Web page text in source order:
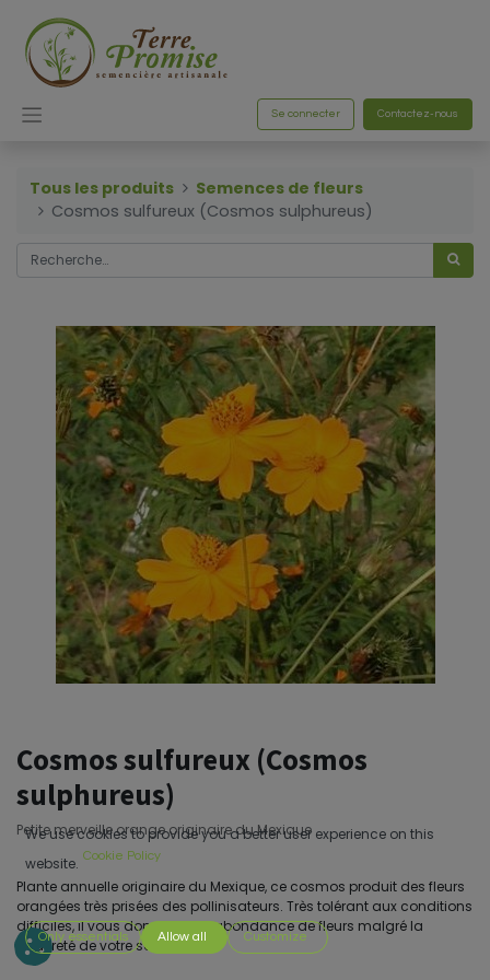
Se connecter Contactez-nous
Tous les produits
Semences de fleurs
Cosmos sulfureux (Cosmos sulphureus)
Cosmos sulfureux (Cosmos
sulphureus)
Petite merveille orange originaire du Mexique
Plante annuelle originaire du Mexique, ce cosmos produit des fleurs
orangées très prisées des pollinisateurs. Très tolérant aux conditions
difficiles, il vous donnera une abondance de fleurs malgré la
pauvreté de votre sol.
We use cookies to provide you a better user experience on this
website. Cookie Policy
Only essentials Allow all Customize